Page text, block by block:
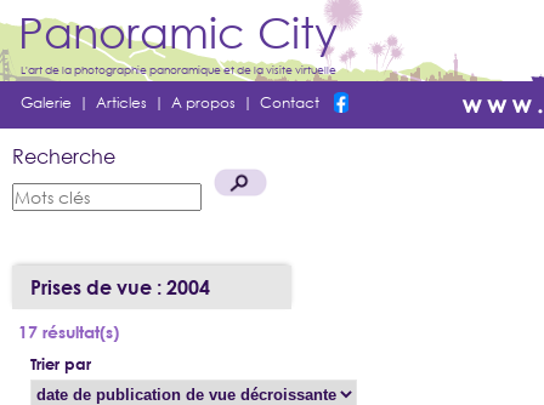
Panoramic City
L'art de la photographie panoramique et de la visite virtuelle
Galerie | Articles | A propos | Contact
Recherche
Prises de vue : 2004
17 résultat(s)
Trier par